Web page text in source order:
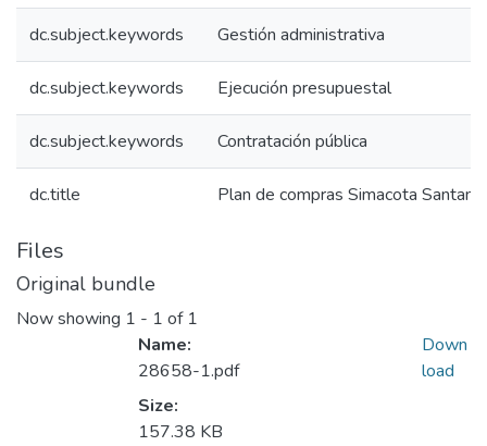
dc.subject.keywords Gestión administrativa
dc.subject.keywords Ejecución presupuestal
dc.subject.keywords Contratación pública
dc.title Plan de compras Simacota
Files
Original bundle
Now showing 1 - 1 of 1
Name:
28658-1.pdf
Size:
157.38 KB
Down
load